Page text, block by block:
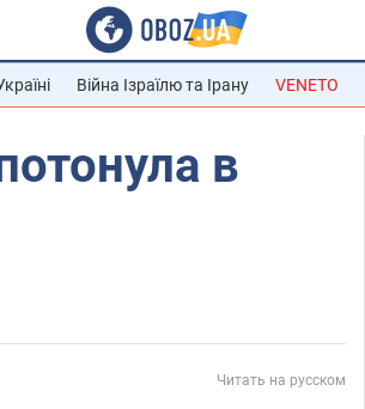
Війна Ізраїлю та Ірану VENETO
в
Читать на русском